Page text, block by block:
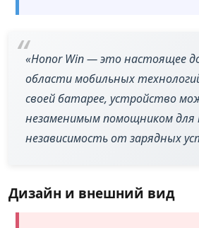
«Honor Win — это настоящее
области мобильных
своей батарее, устройство
незаменимым помощником
независимость от зарядных
Дизайн и внешний вид